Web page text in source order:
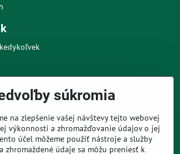
súkromia
na zlepšenie vašej návštevy tejto webovej
výkonnosti a zhromažďovanie údajov o jej
účel môžeme použiť nástroje a služby
zhromaždené údaje sa môžu preniesť k